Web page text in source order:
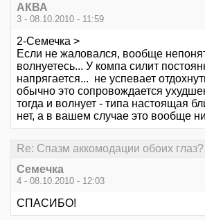
АКВА
3 - 08.10.2010 - 11:59
2-Семечка >
Если не жаловался, вообще
волнуетесь... У компа силит
напрягается... не успевает
обычно это сопровождается
тогда и волнует - типа настоящая
нет, а в вашем случае это вообще
Re: Спазм аккомодации обоих глаз?
Семечка
4 - 08.10.2010 - 12:03
СПАСИБО!